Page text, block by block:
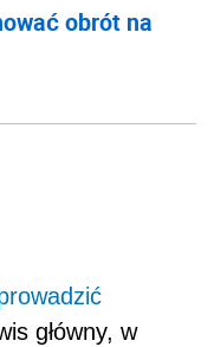
obrót na
główny, w